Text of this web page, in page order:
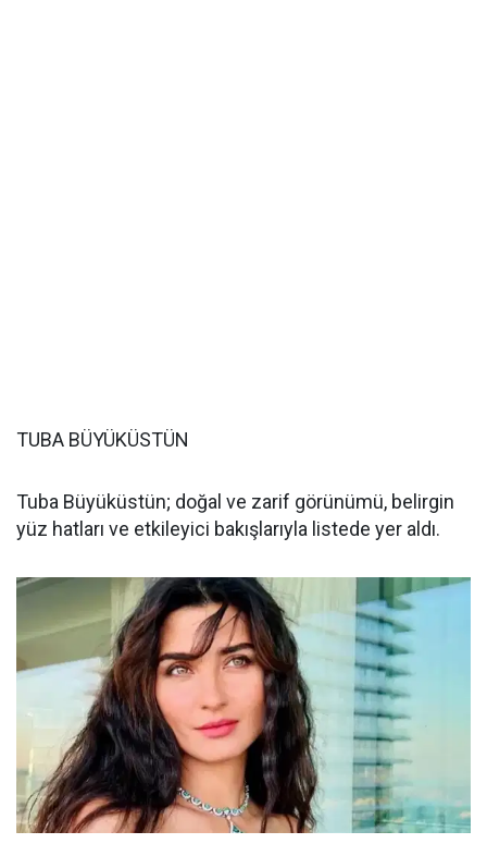
TUBA BÜYÜKÜSTÜN
Tuba Büyüküstün; doğal ve zarif görünümü, belirgin
yüz hatları ve etkileyici bakışlarıyla listede yer aldı.